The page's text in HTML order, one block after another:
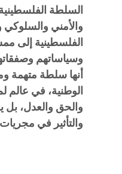
السلطة
والأمني والسلوكي
الفلسطينية إلى
وسياساتهم
أنها سلطة متهمة
الوطنية، في عالم
والحق والعدل،
والتأثير في مجريات